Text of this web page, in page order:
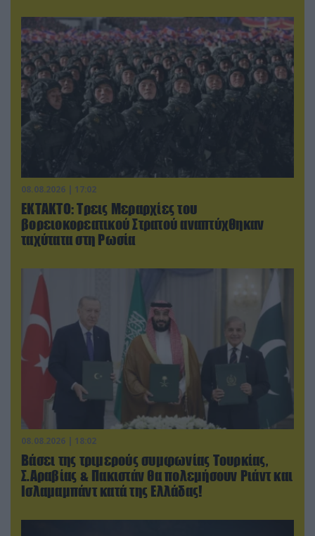
08.08.2026 | 17:02
ΕΚΤΑΚΤΟ: Τρεις Μεραρχίες του
βορειοκορεατικού Στρατού αναπτύχθηκαν
ταχύτατα στη Ρωσία
08.08.2026 | 18:02
Βάσει της τριμερούς συμφωνίας Τουρκίας,
Σ.Αραβίας & Πακιστάν θα πολεμήσουν Ριάντ και
Ισλαμαμπάντ κατά της Ελλάδας!